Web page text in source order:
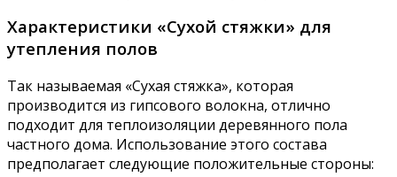
Характеристики «Сухой стяжки» для
утепления полов
Так называемая «Сухая стяжка», которая
производится из гипсового волокна, отлично
подходит для теплоизоляции деревянного пола
частного дома. Использование этого состава
предполагает следующие положительные стороны: